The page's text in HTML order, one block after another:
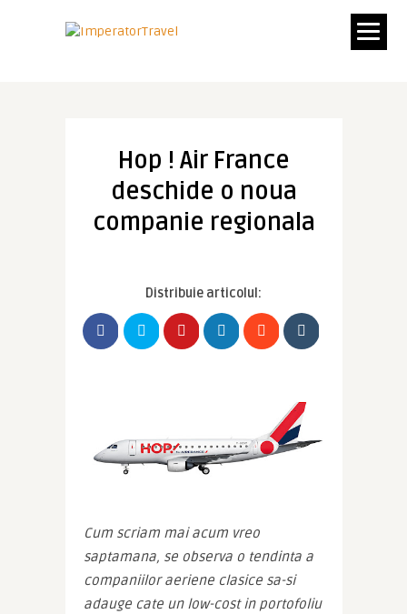
Hop ! Air France
deschide o noua
companie regionala
Distribuie articolul:
Cum scriam mai acum vreo
saptamana, se observa o tendinta a
companiilor aeriene clasice sa-si
adauge cate un low-cost in portofoliu